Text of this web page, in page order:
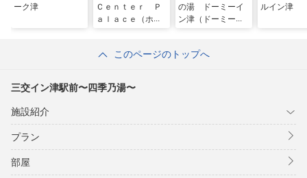
ーク津
Ｃｅｎｔｅｒ Ｐ
ａｌａｃｅ（ホテ
の湯 ドーミーイ
ン津（ドーミーイ
ルイン津
このページのトップへ
三交イン津駅前〜四季乃湯〜
施設紹介
プラン
部屋